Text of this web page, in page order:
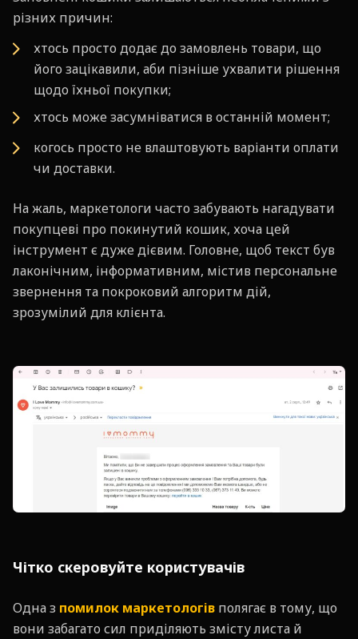
різних причин:
хтось просто додає до замовлень товари, що
його зацікавили, аби пізніше ухвалити рішення
щодо їхньої покупки;
хтось може засумніватися в останній момент;
когось просто не влаштовують варіанти оплати
чи доставки.
На жаль, маркетологи часто забувають нагадувати
покупцеві про покинутий кошик, хоча цей
інструмент є дуже дієвим. Головне, щоб текст був
лаконічним, інформативним, містив персональне
звернення та покроковий алгоритм дій,
зрозумілий для клієнта.
Чітко скеровуйте користувачів
Одна з помилок маркетологів полягає в тому, що
вони забагато сил приділяють змісту листа й